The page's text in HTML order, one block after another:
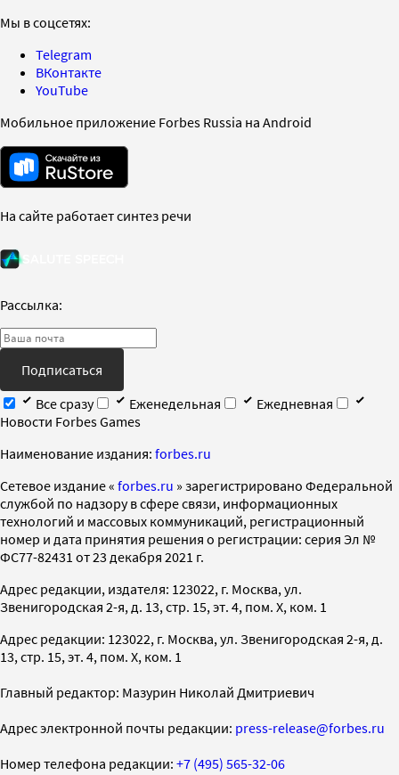
Мы в соцсетях:
Telegram
ВКонтакте
YouTube
Мобильное приложение Forbes Russia на Android
На сайте работает синтез речи
Рассылка:
Подписаться
Все сразу
Еженедельная
Ежедневная
Новости Forbes Games
Наименование издания: forbes.ru
Cетевое издание « forbes.ru » зарегистрировано Федеральной
службой по надзору в сфере связи, информационных
технологий и массовых коммуникаций, регистрационный
номер и дата принятия решения о регистрации: серия Эл №
ФС77-82431 от 23 декабря 2021 г.
Адрес редакции, издателя: 123022, г. Москва, ул.
Звенигородская 2-я, д. 13, стр. 15, эт. 4, пом. X, ком. 1
Адрес редакции: 123022, г. Москва, ул. Звенигородская 2-я, д.
13, стр. 15, эт. 4, пом. X, ком. 1
Главный редактор: Мазурин Николай Дмитриевич
Адрес электронной почты редакции: press-release@forbes.ru
Номер телефона редакции: +7 (495) 565-32-06